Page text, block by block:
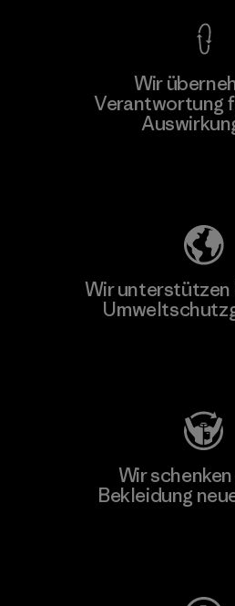
Wir
Verantwortung
Wir unterstützen
Wir
Bekleidung